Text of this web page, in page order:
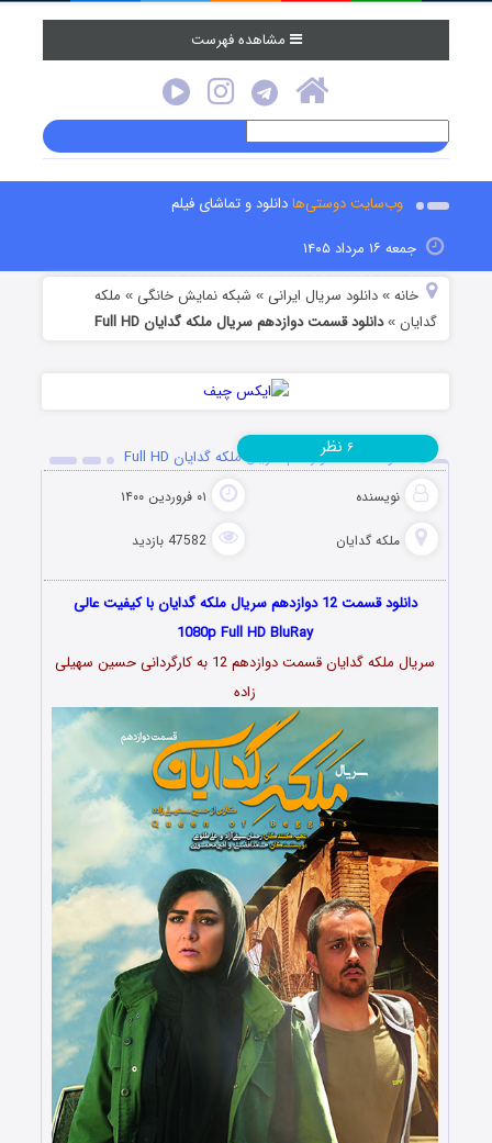
مشاهده فهرست
وب‌سایت دوستی‌هادانلود و تماشای فیلم
جمعه ۱۶ مرداد ۱۴۰۵
خانه »دانلود سریال ایرانی » شبکه نمایش خانگی » ملکه
گدایان »دانلود قسمت دوازدهم سریال ملکه گدایان Full HD
دانلود قسمت دوازدهم سریال ملکه گدایان Full HD
نویسنده ۰۱ فروردین ۱۴۰۰
ملکه گدایان 47582 بازدید
۶ نظر
دانلود قسمت 12 دوازدهم سریال ملکه گدایان با کیفیت عالی
1080p Full HD BluRay
سریال ملکه گدایان قسمت دوازدهم 12 به کارگردانی حسین سهیلی
زاده